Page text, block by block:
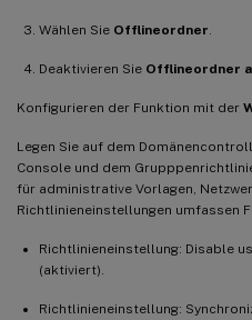
Wählen Sie Offlineordner
Deaktivieren Sie Offlineordner
Konfigurieren der Funktion mit der
Legen Sie auf dem
Console und dem
für administrative Vorlagen,
Richtlinieneinstellungen umfassen
Richtlinieneinstellung: Disable
(aktiviert).
Richtlinieneinstellung: